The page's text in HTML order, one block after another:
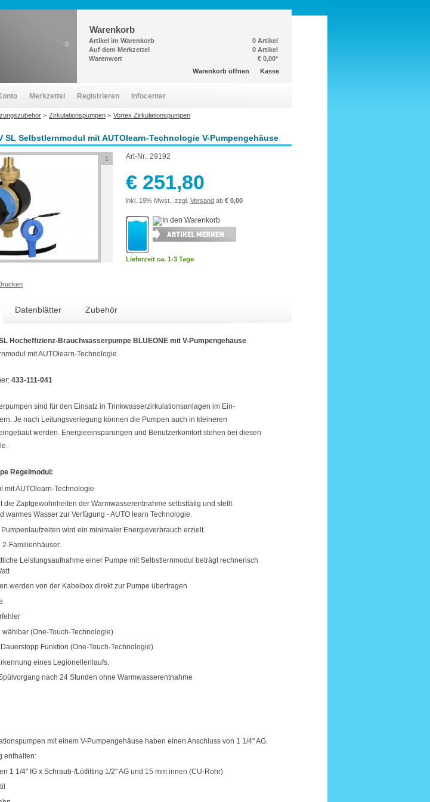
SL Selbstlernmodul mit AUTOlearn-Technologie V-Pumpengehäuse
1 Art-Nr.: 29192
€ 251,80
inkl. 19% Mwst., zzgl. Versand ab € 0,00
Lieferzeit ca. 1-3 Tage
Datenblätter Zubehör
Hocheffizienz-Brauchwasserpumpe BLUEONE mit V-Pumpengehäuse
mit AUTOlearn-Technologie
433-111-041
sind für den Einsatz in Trinkwasserzirkulationsanlagen im Ein-
Je nach Leitungsverlegung können die Pumpen auch in kleineren
werden. Energieeinsparungen und Benutzerkomfort stehen bei diesen
Regelmodul:
mit AUTOlearn-Technologie
die Zapfgewohnheiten der Warmwasserentnahme selbsttätig und stellt
warmes Wasser zur Verfügung - AUTO learn Technologie.
wird ein minimaler Energieverbrauch erzielt.
2-Familienhäuser.
Leistungsaufnahme einer Pumpe mit Selbstlernmodul beträgt rechnerisch
werden von der Kabelbox direkt zur Pumpe übertragen
wählbar (One-Touch-Technologie)
Funktion (One-Touch-Technologie)
eines Legionellenlaufs.
nach 24 Stunden ohne Warmwasserentnahme
mit einem V-Pumpengehäuse haben einen Anschluss von 1 1/4" AG.
enthalten:
1 1/4" IG x Schraub-/Lötfitting 1/2" AG und 15 mm innen (CU-Rohr)
0
Warenkorb
Artikel im Warenkorb
0 Artikel
Auf dem Merkzettel
0 Artikel
Warenwert
€ 0,00*
Warenkorb öffnen
Kasse
Merkzettel Registrieren Infocenter
> Zirkulationspumpen > Vortex Zirkulationspumpen